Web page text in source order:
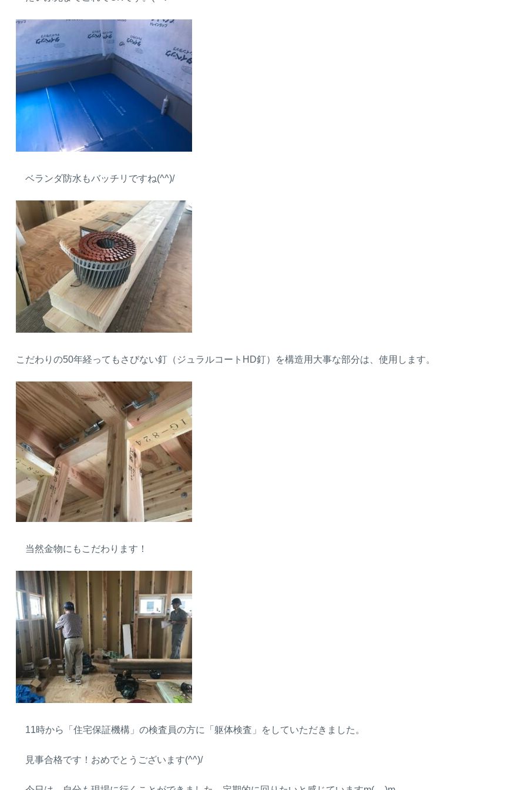
ベランダ防水もバッチリですね(^^)/
こだわりの50年経ってもさびない釘（ジュラルコートHD釘）を構造用大事な部分は、使用します。
当然金物にもこだわります！
11時から「住宅保証機構」の検査員の方に「躯体検査」をしていただきました。
見事合格です！おめでとうございます(^^)/